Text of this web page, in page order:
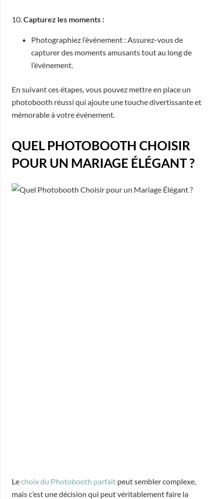
10.Capturez les moments :
Photographiez l’événement : Assurez-vous de
capturer des moments amusants tout au long de
l’événement.
En suivant ces étapes, vous pouvez mettre en place un
photobooth réussi qui ajoute une touche divertissante et
mémorable à votre événement.
QUEL PHOTOBOOTH CHOISIR
POUR UN MARIAGE ÉLÉGANT ?
Lechoix du Photobooth parfait peut sembler complexe,
mais c’est une décision qui peut véritablement faire la